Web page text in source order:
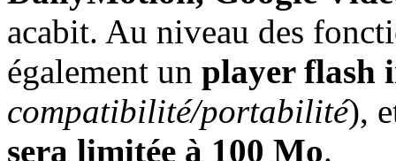
acabit. Au niveau des
également un player flash
compatibilité/portabilité),
sera limitée à 100 Mo.